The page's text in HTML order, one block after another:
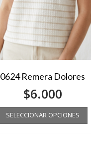
0624 Remera Dolores
$6.000
SELECCIONAR OPCIONES